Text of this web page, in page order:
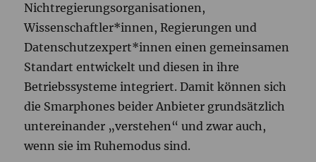
Nichtregierungsorganisationen,
Wissenschaftler*innen, Regierungen und
Datenschutzexpert*innen einen gemeinsamen
Standart entwickelt und diesen in ihre
Betriebssysteme integriert. Damit können sich
die Smarphones beider Anbieter grundsätzlich
untereinander „verstehen“ und zwar auch,
wenn sie im Ruhemodus sind.